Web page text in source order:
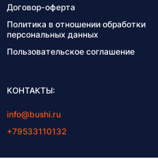
Договор-оферта
Политика в отношении обработки
персональных данных
Пользовательское соглашение
КОНТАКТЫ:
info@bushi.ru
+79533110132